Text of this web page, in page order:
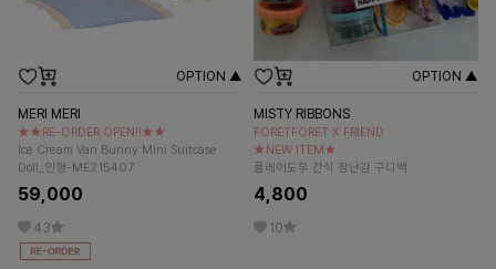
OPTION ▲
MERI MERI
★★RE-ORDER OPEN!!★★
Ice Cream Van Bunny Mini Suitcase
Doll_인형-ME215407
59,000
43
OPTION ▲
MISTY RIBBONS
FORETFORET X FRIEND
★NEW ITEM★
플레이도우 간식 장난감 구디백
4,800
10